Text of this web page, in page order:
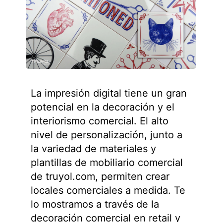
La impresión digital tiene un gran
potencial en la decoración y el
interiorismo comercial. El alto
nivel de personalización, junto a
la variedad de materiales y
plantillas de mobiliario comercial
de truyol.com, permiten crear
locales comerciales a medida. Te
lo mostramos a través de la
decoración comercial en retail y